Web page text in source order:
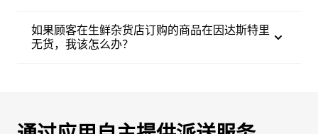
如果顾客在生鲜杂货店订购的商品在因达斯特里
无货，我该怎么办？